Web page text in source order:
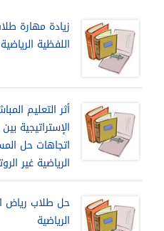
زيادة مهارة
اللفظية الرياضية
أثر التعليم
الإستراتيجية
اتجاهات حل
الرياضية غير
حل طلاب رياض
الرياضية